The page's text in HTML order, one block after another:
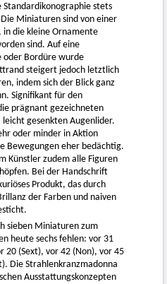
Standardikonographie stets
Miniaturen sind von einer
die kleine Ornamente
sind. Auf eine
oder Bordüre wurde
steigert jedoch letztlich
indem sich der Blick ganz
Signifikant für den
prägnant gezeichneten
leicht gesenkten Augenlider.
oder minder in Aktion
Bewegungen eher bedächtig.
Künstler zudem alle Figuren
Bei der Handschrift
Produkt, das durch
der Farben und naiven
sieben Miniaturen zum
heute sechs fehlen: vor 31
20 (Sext), vor 42 (Non), vor 45
Die Strahlenkranzmadonna
Ausstattungskonzepten